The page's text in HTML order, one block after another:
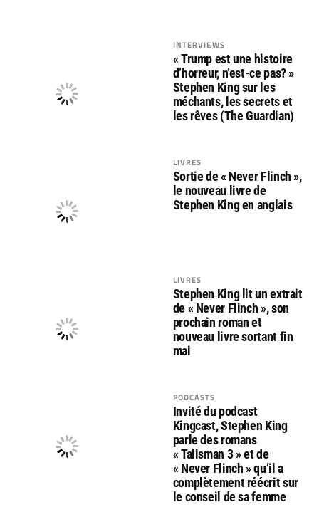
INTERVIEWS
« Trump est une histoire
d’horreur, n’est-ce pas? »
Stephen King sur les
méchants, les secrets et
les rêves (The Guardian)
LIVRES
Sortie de « Never Flinch »,
le nouveau livre de
Stephen King en anglais
LIVRES
Stephen King lit un extrait
de « Never Flinch », son
prochain roman et
nouveau livre sortant fin
mai
PODCASTS
Invité du podcast
Kingcast, Stephen King
parle des romans
« Talisman 3 » et de
« Never Flinch » qu’il a
complètement réécrit sur
le conseil de sa femme